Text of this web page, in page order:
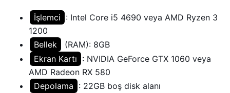
İşlemci : Intel Core i5 4690 veya AMD Ryzen 3
1200
Bellek
(RAM): 8GB
Ekran Kartı : NVIDIA GeForce GTX 1060 veya
AMD Radeon RX 580
Depolama : 22GB boş disk alanı